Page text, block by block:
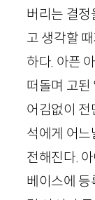
버리는 결정
고 생각할
하다. 아픈
떠돌며 고된
어김없이 전
석에게 어느
전해진다.
베이스에 등